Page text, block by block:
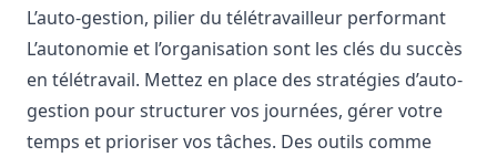
L’auto-gestion, pilier du télétravailleur performant
L’autonomie et l’organisation sont les clés du succès
en télétravail. Mettez en place des stratégies d’auto-
gestion pour structurer vos journées, gérer votre
temps et prioriser vos tâches. Des outils comme